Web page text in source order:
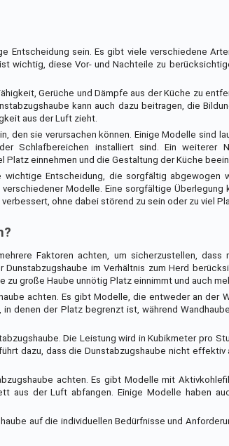
Entscheidung sein. Es gibt viele verschiedene
wichtig, diese Vor- und Nachteile zu
Gerüche und Dämpfe aus der Küche zu
kann auch dazu beitragen, die
aus der Luft zieht.
den sie verursachen können. Einige Modelle sind
Schlafbereichen installiert sind. Ein weiterer
einnehmen und die Gestaltung der Küche
wichtige Entscheidung, die sorgfältig abgewogen
Modelle. Eine sorgfältige Überlegung
ohne dabei störend zu sein oder zu viel
Faktoren achten, um sicherzustellen,
im Verhältnis zum Herd
große Haube unnötig Platz einnimmt und auch
achten. Es gibt Modelle, die entweder an der
denen der Platz begrenzt ist, während
Die Leistung wird in Kubikmeter pro
dazu, dass die Dunstabzugshaube nicht
achten. Es gibt Modelle mit
aus der Luft abfangen. Einige Modelle haben
auf die individuellen Bedürfnisse und